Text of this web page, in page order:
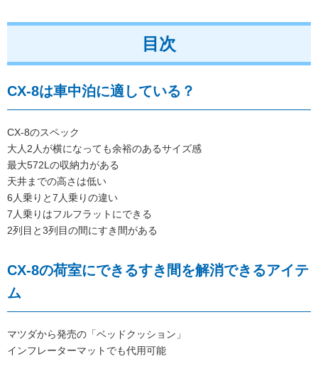
目次
CX-8は車中泊に適している？
CX-8のスペック
大人2人が横になっても余裕のあるサイズ感
最大572Lの収納力がある
天井までの高さは低い
6人乗りと7人乗りの違い
7人乗りはフルフラットにできる
2列目と3列目の間にすき間がある
CX-8の荷室にできるすき間を解消できるアイテ
ム
マツダから発売の「ベッドクッション」
インフレーターマットでも代用可能